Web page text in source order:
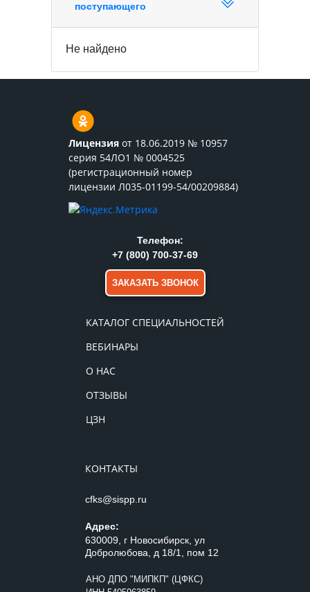
поступающего
Не найдено
Лицензия от 18.06.2019 № 10957
серия 54ЛО1 № 0004525
(регистрационный номер
лицензии Л035-01199-54/00209884)
КАТАЛОГ СПЕЦИАЛЬНОСТЕЙ
ВЕБИНАРЫ
О НАС
ОТЗЫВЫ
ЦЗН
КОНТАКТЫ
cfks@sispp.ru
Адрес:
630009, г Новосибирск, ул
Добролюбова, д 18/1, пом 12
АНО ДПО "МИПКП" (ЦФКС)
Телефон:
+7 (800) 700-37-69
ЗАКАЗАТЬ ЗВОНОК